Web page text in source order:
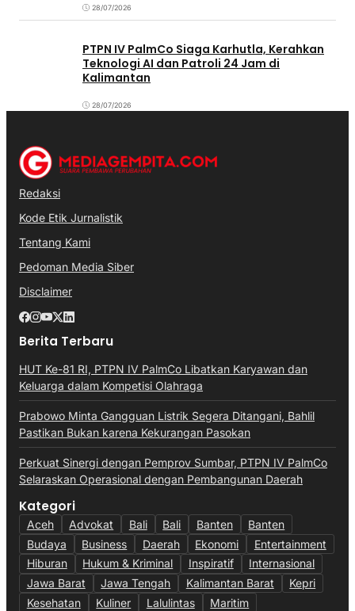
28/07/2026
PTPN IV PalmCo Siaga Karhutla, Kerahkan
Teknologi AI dan Patroli 24 Jam di
Kalimantan
28/07/2026
Redaksi
Kode Etik Jurnalistik
Tentang Kami
Pedoman Media Siber
Disclaimer
Berita Terbaru
HUT Ke-81 RI, PTPN IV PalmCo Libatkan Karyawan dan
Keluarga dalam Kompetisi Olahraga
Prabowo Minta Gangguan Listrik Segera Ditangani, Bahlil
Pastikan Bukan karena Kekurangan Pasokan
Perkuat Sinergi dengan Pemprov Sumbar, PTPN IV PalmCo
Selaraskan Operasional dengan Pembangunan Daerah
Kategori
Aceh Advokat Bali Bali Banten
Banten
Budaya
Business Daerah Ekonomi
Entertainment
Hiburan
Hukum & Kriminal Inspiratif
Internasional
Jawa Barat
Jawa Tengah Kalimantan Barat
Kepri
Kesehatan
Kuliner Lalulintas Maritim